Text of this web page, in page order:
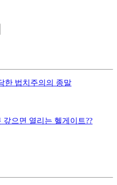
한 법치주의의 종말
으면 열리는 헬게이트??